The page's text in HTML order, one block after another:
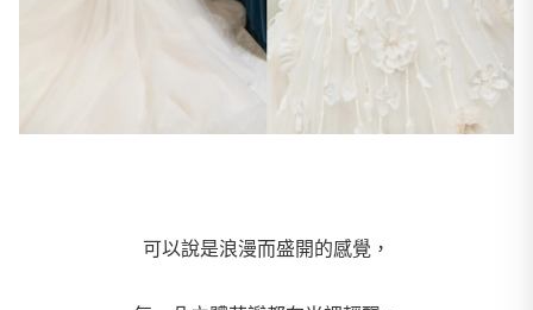
可以說是浪漫而盛開的感覺，